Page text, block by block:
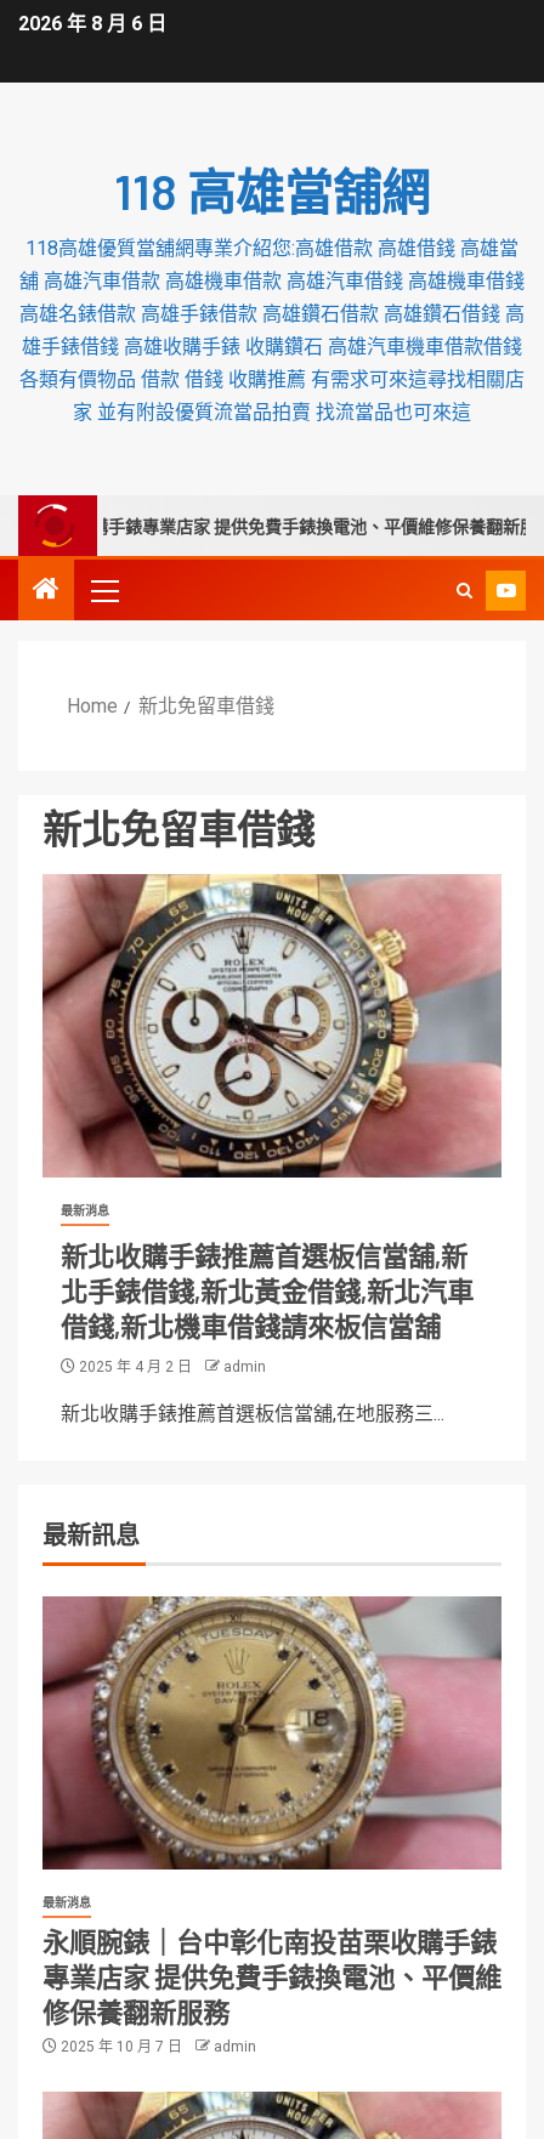
2026 年 8 月 6 日
118 高雄當舖網
118高雄優質當舖網專業介紹您:高雄借款 高雄借錢 高雄當
舖 高雄汽車借款 高雄機車借款 高雄汽車借錢 高雄機車借錢
高雄名錶借款 高雄手錶借款 高雄鑽石借款 高雄鑽石借錢 高
雄手錶借錢 高雄收購手錶 收購鑽石 高雄汽車機車借款借錢
各類有價物品 借款 借錢 收購推薦 有需求可來這尋找相關店
家 並有附設優質流當品拍賣 找流當品也可來這
苗栗收購手錶專業店家 提供免費手錶換電池、平價維修保養翻新服務
Home 新北免留車借錢
新北免留車借錢
最新消息
新北收購手錶推薦首選板信當舖,新
北手錶借錢,新北黃金借錢,新北汽車
借錢,新北機車借錢請來板信當舖
2025 年 4 月 2 日 admin
新北收購手錶推薦首選板信當舖,在地服務三...
最新訊息
最新消息
永順腕錶｜台中彰化南投苗栗收購手錶
專業店家 提供免費手錶換電池、平價維
修保養翻新服務
2025 年 10 月 7 日 admin